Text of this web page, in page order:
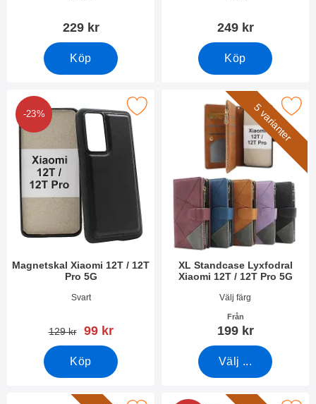
229 kr
Köp
249 kr
Köp
-23%
Magnetskal Xiaomi 12T / 12T
Pro 5G
Art. nr 47429Svart
tidigare pris
129 kr rea pris
99 kr
Köp
magnetskal Xiaomi 12T / 12T Pro 5G som favorit
5 varianter
XL Standcase Lyxfodral
Xiaomi 12T / 12T Pro 5G
Art. nr 45218Välj färg
Från
199 kr
Välj ...
Makera xL Standcase Lyxfodral